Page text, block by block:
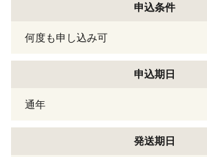
申込条件
何度も申し込み可
申込期日
通年
発送期日